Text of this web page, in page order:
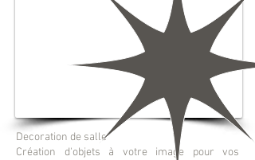
Decoration de salle
Création d'objets à votre image pour vos
1/11